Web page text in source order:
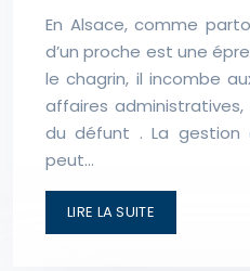
En Alsace, comme
d’un proche est une
le chagrin, il incombe
affaires
du défunt . La gestion
peut…
LIRE LA SUITE